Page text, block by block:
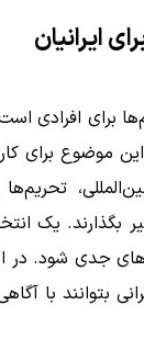
ایرانیان
برای افرادی
موضوع برای
بگذارند. یک
جدی شود. در
بتوانند با